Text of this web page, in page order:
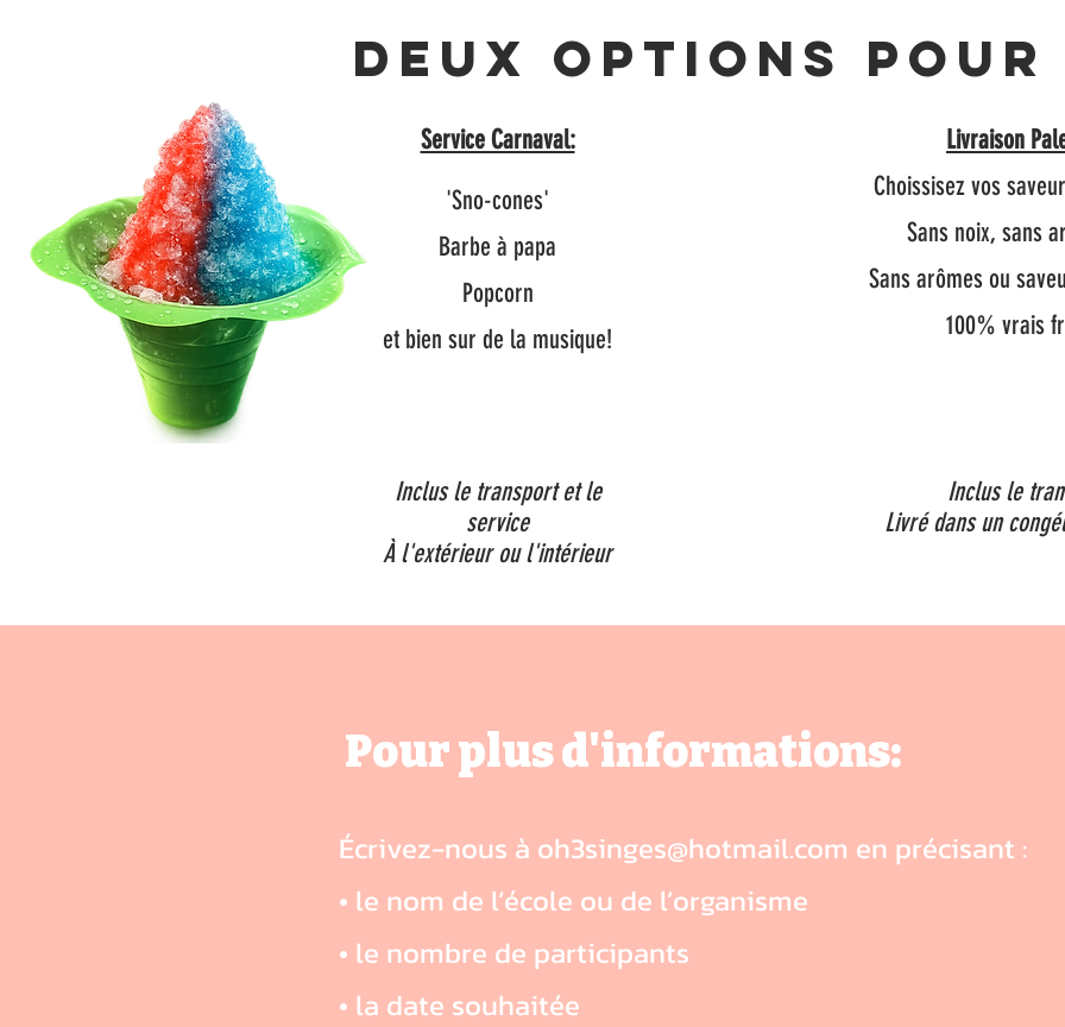
Deux options pour
Service Carnaval:
'Sno-cones'
Barbe à papa​
Popcorn
et bien sur de la musique!
Livraison
Choissisez vos
Sans noix, sans
Sans arômes ou
100% vrais
Inclus le transport et le
service
À l'extérieur ou l'intérieur
Inclus le
Livré dans un
Pour plus d'informations:
Écrivez-nous à oh3singes@hotmail.com en précisant :
• le nom de l’école ou de l’organisme
• le nombre de participants
• la date souhaitée